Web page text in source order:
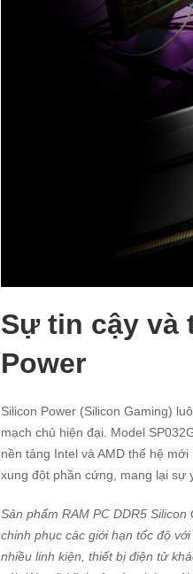
Sự tin cậy
Power
Silicon Power (Silicon Gaming)
mạch chủ hiện đại. Model
nền tảng Intel và AMD thế hệ
xung đột phần cứng, mang lại sự
Sản phẩm RAM PC DDR5
chinh phục các giới hạn tốc độ
nhiều linh kiện, thiết bị điện tử